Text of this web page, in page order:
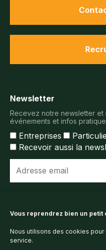
Vous reprendrez bien un petit
Nous utilisons des cookies
service.
Newsletter
Recevez notre newsletter
événements et infos
Entreprises
Recevoir aussi la